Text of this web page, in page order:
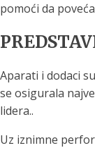
pomoći da
Aparati i dodaci
se osigurala
lidera..
Uz iznimne